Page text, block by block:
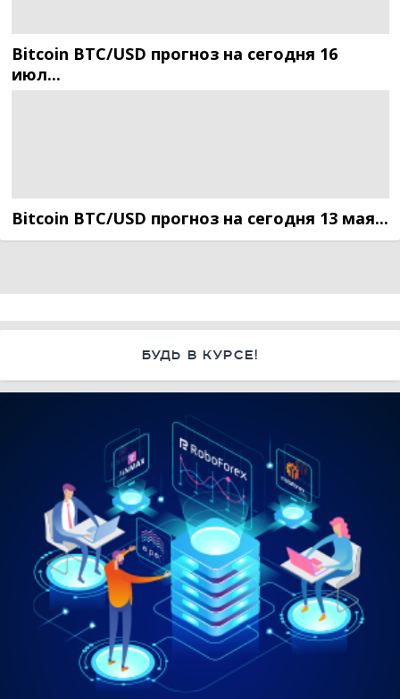
Bitcoin BTC/USD прогноз на сегодня 16
июл...
Bitcoin BTC/USD прогноз на сегодня 13 мая...
БУДЬ В КУРСЕ!